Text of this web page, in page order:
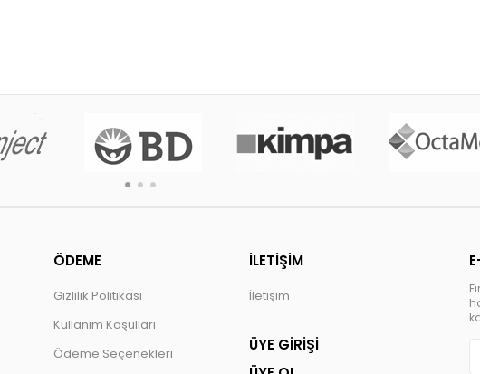
ÖDEME
Gizlilik Politikası
Kullanım Koşulları
Ödeme Seçenekleri
İLETİŞİM
İletişim
ÜYE GİRİŞİ